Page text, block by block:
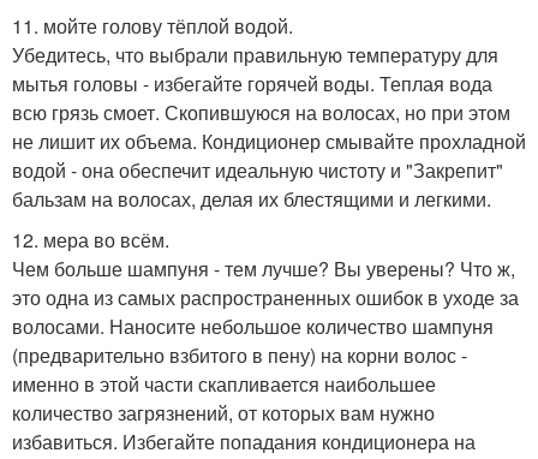
11. мойте голову тёплой водой.
Убедитесь, что выбрали правильную температуру для
мытья головы - избегайте горячей воды. Теплая вода
всю грязь смоет. Скопившуюся на волосах, но при этом
не лишит их объема. Кондиционер смывайте прохладной
водой - она обеспечит идеальную чистоту и "Закрепит"
бальзам на волосах, делая их блестящими и легкими.
12. мера во всём.
Чем больше шампуня - тем лучше? Вы уверены? Что ж,
это одна из самых распространенных ошибок в уходе за
волосами. Наносите небольшое количество шампуня
(предварительно взбитого в пену) на корни волос -
именно в этой части скапливается наибольшее
количество загрязнений, от которых вам нужно
избавиться. Избегайте попадания кондиционера на